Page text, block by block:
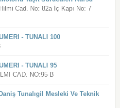
Cad. No: 82a İç Kapı No: 7
- TUNALI 100
- TUNALI 95
CAD. NO:95-B
Tunalıgil Mesleki Ve Teknik